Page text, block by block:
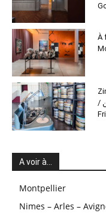
À
/ الأحلام لا تحمل عناوين au Panorama de la
A voir à…
Montpellier
Nimes – Arles –